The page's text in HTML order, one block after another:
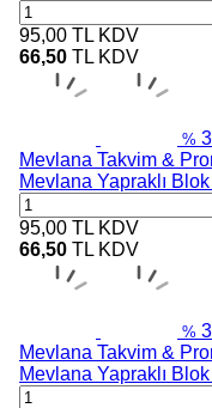
95,00 TL KDV
66,50 TL KDV
%
Mevlana Takvim &
Mevlana Yapraklı
95,00 TL KDV
66,50 TL KDV
%
Mevlana Takvim &
Mevlana Yapraklı